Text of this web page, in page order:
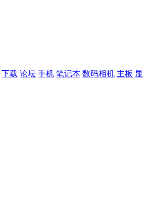
下载 论坛 手机 笔记本 数码相机 主板 显